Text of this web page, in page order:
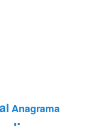
Anagrama